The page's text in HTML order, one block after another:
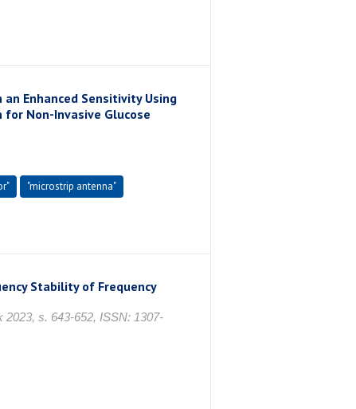
Enhanced Sensitivity Using
for Non-Invasive Glucose
"microstrip antenna"
Stability of Frequency
2023, s. 643-652, ISSN: 1307-